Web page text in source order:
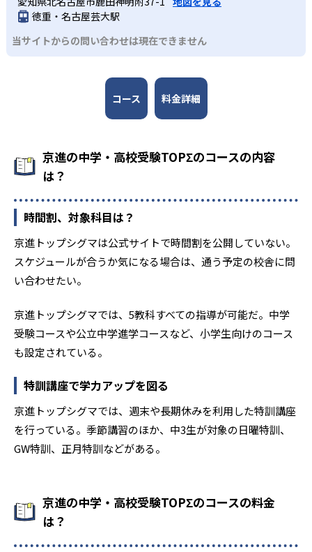
徳重・名古屋芸大駅
当サイトからの問い合わせは現在できません
コース 料金詳細
京進の中学・高校受験TOPΣのコースの内容
は？
時間割、対象科目は？
京進トップシグマは公式サイトで時間割を公開していない。
スケジュールが合うか気になる場合は、通う予定の校舎に問
い合わせたい。
京進トップシグマでは、5教科すべての指導が可能だ。中学
受験コースや公立中学進学コースなど、小学生向けのコース
も設定されている。
特訓講座で学力アップを図る
京進トップシグマでは、週末や長期休みを利用した特訓講座
を行っている。季節講習のほか、中3生が対象の日曜特訓、
GW特訓、正月特訓などがある。
京進の中学・高校受験TOPΣのコースの料金
は？